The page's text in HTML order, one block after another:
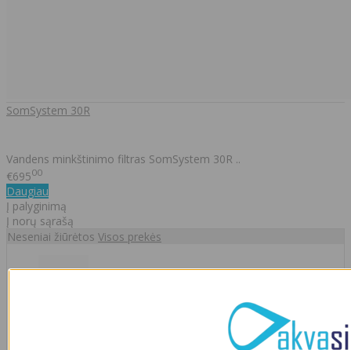
SomSystem 30R
Vandens minkštinimo filtras SomSystem 30R ..
€69500
Daugiau
Į palyginimą
Į norų sąrašą
Neseniai žiūrėtos Visos prekės